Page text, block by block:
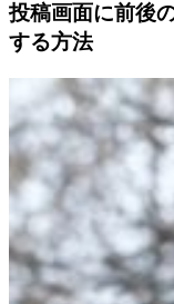
投稿画面に前後
する方法